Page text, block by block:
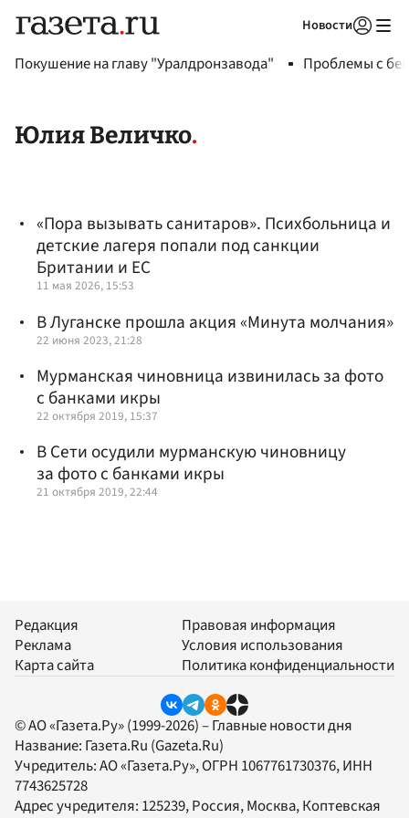
Новости
Покушение на главу "Уралдронзавода" Проблемы с
Юлия Величко
«Пора вызывать санитаров». Психбольница и
детские лагеря попали под санкции
Британии и ЕС
11 мая 2026, 15:53
В Луганске прошла акция «Минута молчания»
22 июня 2023, 21:28
Мурманская чиновница извинилась за фото
с банками икры
22 октября 2019, 15:37
В Сети осудили мурманскую чиновницу
за фото с банками икры
21 октября 2019, 22:44
Редакция
Реклама
Карта сайта
Правовая информация
Условия использования
Политика конфиденциальности
© АО «Газета.Ру» (1999-2026) – Главные новости дня
Название: Газета.Ru (Gazeta.Ru)
Учредитель:АО «Газета.Ру», ОГРН 1067761730376, ИНН
7743625728
Адрес учредителя: 125239, Россия, Москва, Коптевская